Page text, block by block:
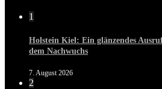
1
Holstein Kiel: Ein glänzendes
dem Nachwuchs
7. August 2026
2